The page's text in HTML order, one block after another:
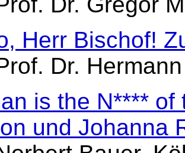
Herr Bischof!
Dr.
is the N****
und Johanna